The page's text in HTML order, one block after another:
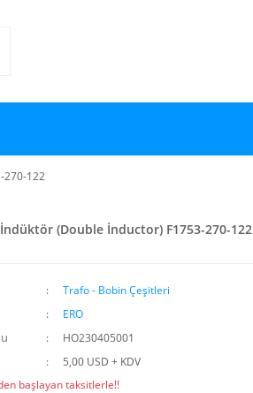
270-122
(Double İnductor) F1753-270-122
Trafo - Bobin Çeşitleri
ERO
HO230405001
5,00 USD + KDV
başlayan taksitlerle!!